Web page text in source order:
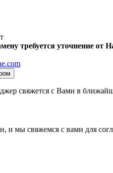
требуется уточнение от
свяжется с Вами в
и мы свяжемся с вами для